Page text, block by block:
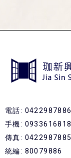
電話: 0422987886
手機: 0933616818
傳真: 0422987885
統編: 80079886